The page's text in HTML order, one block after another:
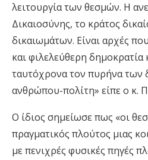
λειτουργία των θεσμών. Η
Δικαιοσύνης, το κράτος
δικαιωμάτων. Είναι αρχές
και φιλελεύθερη δημοκρατία
ταυτόχρονα τον πυρήνα των
ανθρώπου-πολίτη» είπε ο κ.
Ο ίδιος σημείωσε πως «οι
πραγματικός πλούτος μιας
με πενιχρές φυσικές πηγές